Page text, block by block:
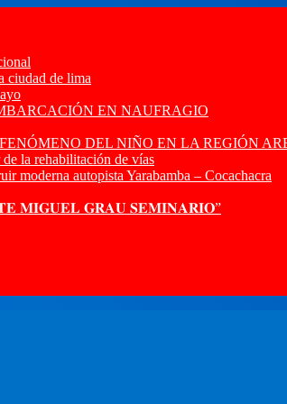
de lima
EN NAUFRAGIO
DEL NIÑO EN LA REGIÓN
la rehabilitación de vías
moderna autopista Yarabamba – Cocachacra
𝐌𝐈𝐆𝐔𝐄𝐋 𝐆𝐑𝐀𝐔 𝐒𝐄𝐌𝐈𝐍𝐀𝐑𝐈𝐎”